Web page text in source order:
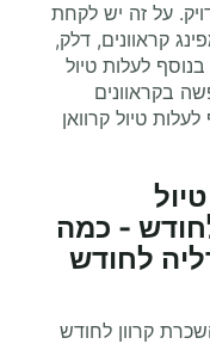
על זה יש לקחת
קראוונים, דלק,
לעלות טיול
בקראוונים
ליום בנוסף לעלות טיול קרוואן
- כמה
לחודש
קרוון לחודש